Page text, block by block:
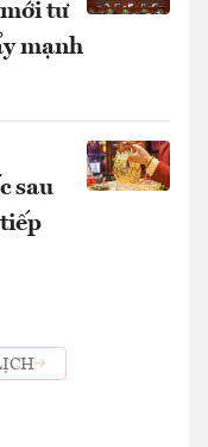
tư
mạnh
sau